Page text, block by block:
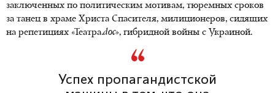
заключенных по политическим мотивам, тюремных сроков
за танец в храме Христа Спасителя, милиционеров, сидящих
на репетициях «Театра.doc», гибридной войны с Украиной.
Успех пропагандистской